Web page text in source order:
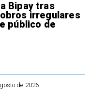
Bipay tras
irregulares
público de
de 2026